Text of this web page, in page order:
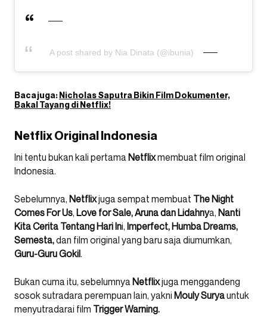
A post shared by Nia Dinata (@ibunia)
Baca juga:Nicholas Saputra Bikin Film Dokumenter,
Bakal Tayang di Netflix!
Netflix Original Indonesia
Ini tentu bukan kali pertama Netflixmembuat film original
Indonesia.
Sebelumnya, Netflixjuga sempat membuat The Night
Comes For Us, Love for Sale, Aruna dan Lidahnya, Nanti
Kita Cerita Tentang Hari Ini, Imperfect, Humba Dreams,
Semesta,dan film original yang baru saja diumumkan,
Guru-Guru Gokil.
Bukan cuma itu, sebelumnya Netflixjuga menggandeng
sosok sutradara perempuan lain, yakni Mouly Suryauntuk
menyutradarai film Trigger Warning.